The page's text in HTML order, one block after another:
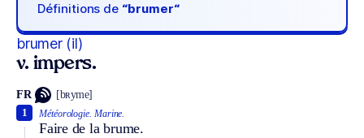
Définitions de “brumer“
brumer (il)
v. impers.
FR [bʀyme]
Météorologie. Marine.
Faire de la brume.
1